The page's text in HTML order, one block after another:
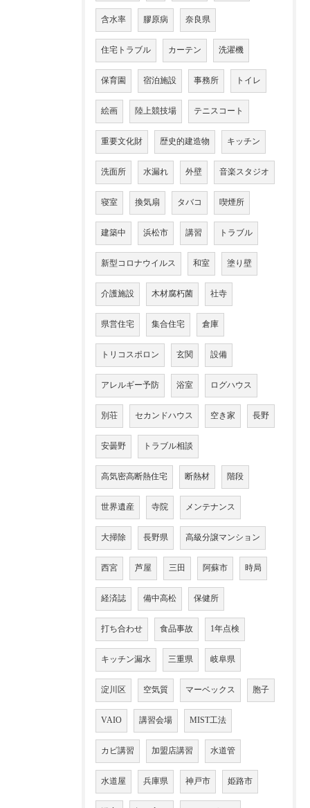
含水率 膠原病 奈良県
住宅トラブル カーテン 洗濯機
保育園 宿泊施設 事務所 トイレ
絵画 陸上競技場 テニスコート
重要文化財 歴史的建造物 キッチン
洗面所 水漏れ 外壁 音楽スタジオ
寝室 換気扇 タバコ 喫煙所
建築中 浜松市 講習 トラブル
新型コロナウイルス 和室 塗り壁
介護施設 木材腐朽菌 社寺
県営住宅 集合住宅 倉庫
トリコスポロン 玄関 設備
アレルギー予防 浴室 ログハウス
別荘 セカンドハウス 空き家 長野
安曇野 トラブル相談
高気密高断熱住宅 断熱材 階段
世界遺産 寺院 メンテナンス
大掃除 長野県 高級分譲マンション
西宮 芦屋 三田 阿蘇市 時局
経済誌 備中高松 保健所
打ち合わせ 食品事故 1年点検
キッチン漏水 三重県 岐阜県
淀川区 空気質 マーベックス 胞子
VAIO 講習会場 MIST工法
カビ講習 加盟店講習 水道管
水道屋 兵庫県 神戸市 姫路市